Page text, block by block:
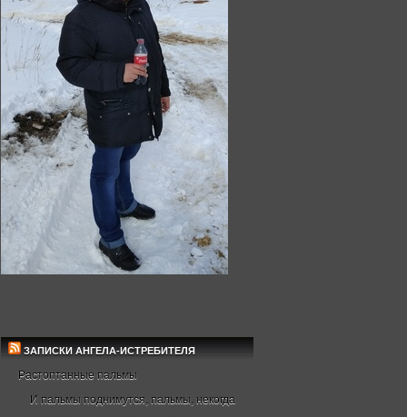
ЗАПИСКИ АНГЕЛА-ИСТРЕБИТЕЛЯ
Растоптанные пальмы
И пальмы поднимутся, пальмы, некогда